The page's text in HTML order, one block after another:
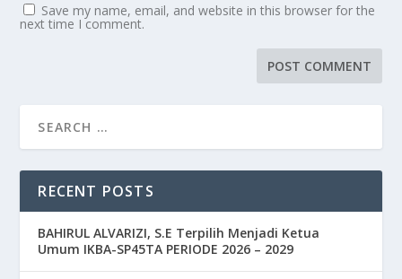
Save my name, email, and website in this browser for the
next time I comment.
RECENT POSTS
BAHIRUL ALVARIZI, S.E Terpilih Menjadi Ketua
Umum IKBA-SP45TA PERIODE 2026 – 2029